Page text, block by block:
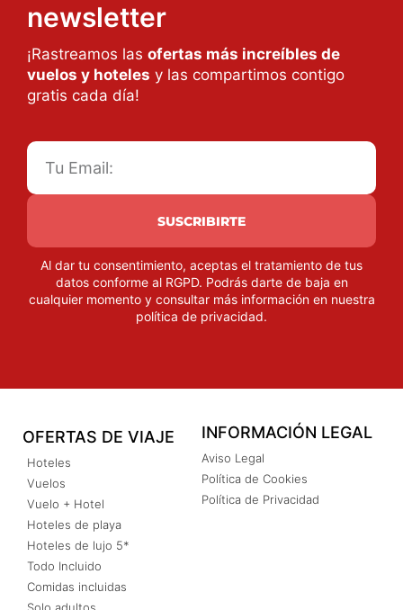
newsletter
¡Rastreamos las ofertas más increíbles de
vuelos y hoteles y las compartimos contigo
gratis cada día!
SUSCRIBIRTE
Al dar tu consentimiento, aceptas el tratamiento de tus
datos conforme al RGPD. Podrás darte de baja en
cualquier momento y consultar más información en nuestra
política de privacidad.
OFERTAS DE VIAJE
Hoteles
Vuelos
Vuelo + Hotel
Hoteles de playa
Hoteles de lujo 5*
Todo Incluido
Comidas incluidas
Solo adultos
INFORMACIÓN LEGAL
Aviso Legal
Política de Cookies
Política de Privacidad